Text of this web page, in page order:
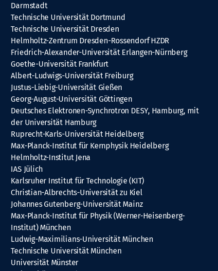
Darmstadt
Technische Universität Dortmund
Technische Universität Dresden
Helmholtz-Zentrum Dresden-Rossendorf HZDR
Friedrich-Alexander-Universität Erlangen-Nürnberg
Goethe-Universität Frankfurt
Albert-Ludwigs-Universität Freiburg
Justus-Liebig-Universität Gießen
Georg-August-Universität Göttingen
Deutsches Elektronen-Synchrotron DESY, Hamburg, mit
der Universität Hamburg
Ruprecht-Karls-Universität Heidelberg
Max-Planck-Institut für Kernphysik Heidelberg
Helmholtz-Institut Jena
IAS Jülich
Karlsruher Institut für Technologie (KIT)
Christian-Albrechts-Universität zu Kiel
Johannes Gutenberg-Universität Mainz
Max-Planck-Institut für Physik (Werner-Heisenberg-
Institut) München
Ludwig-Maximilians-Universität München
Technische Universität München
Universität Münster